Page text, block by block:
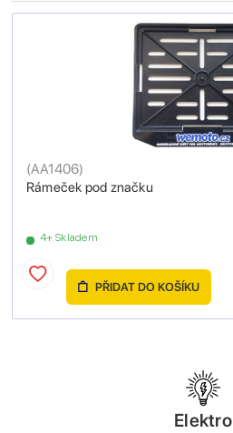
Rámeček pod značku
(AA1406)
4+ Skladem
PŘIDAT DO KOŠÍKU
Elektro